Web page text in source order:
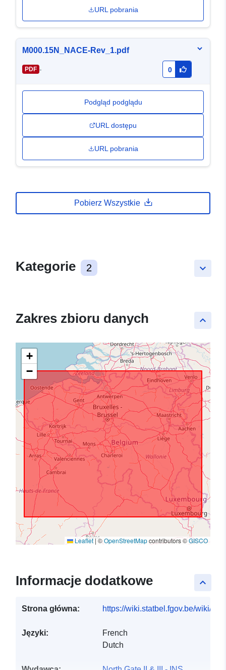
URL pobrania
M000.15N_NACE-Rev_1.pdf
PDF - 0
Podgląd podglądu
URL dostępu
URL pobrania
Pobierz Wszystkie
keyboard_arrow_down
Kategorie 2
keyboard_arrow_up
Zakres zbioru danych
+
−
Leaflet|©OpenStreetMapcontributors ©GISCO
keyboard_arrow_up
Informacje dodatkowe
Strona główna: https://wiki.statbel.fgov.be/wiki/
Języki:
French
Dutch